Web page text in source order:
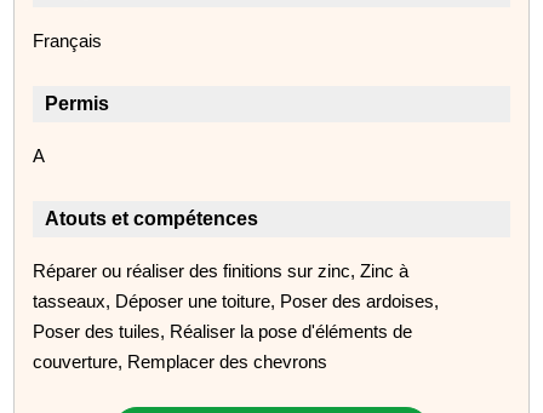
Français
Permis
A
Atouts et compétences
Réparer ou réaliser des finitions sur zinc, Zinc à
tasseaux, Déposer une toiture, Poser des ardoises,
Poser des tuiles, Réaliser la pose d'éléments de
couverture, Remplacer des chevrons